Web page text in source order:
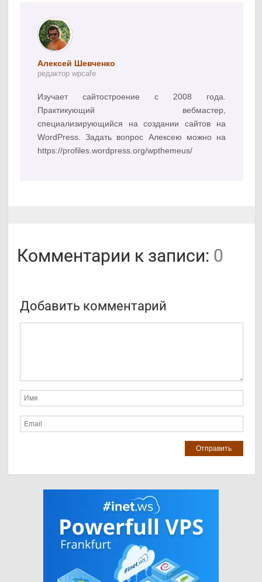
Алексей Шевченко
редактор wpcafe
Изучает сайтостроение с 2008 года.
Практикующий вебмастер,
специализирующийся на создании сайтов на
WordPress. Задать вопрос Алексею можно на
https://profiles.wordpress.org/wpthemeus/
Комментарии к записи: 0
Добавить комментарий